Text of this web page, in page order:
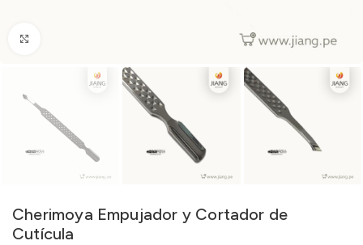
Cherimoya Empujador y Cortador de
Cutícula